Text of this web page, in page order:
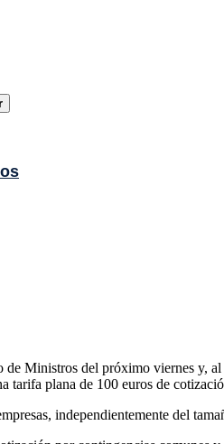
para las empresas
Ministros del próximo viernes y,
tarifa plana de 100 euros de
independientemente del